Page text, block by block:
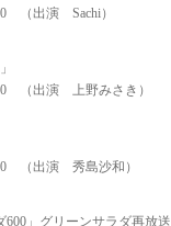
（出演 Sachi）
（出演 上野みさき）
（出演 秀島沙和）
」グリーンサラダ再放送